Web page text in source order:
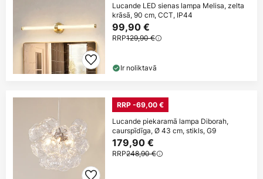
Lucande LED sienas lampa Melisa, zelta
krāsā, 90 cm, CCT, IP44
99,90 €
RRP129,90 €
Ir noliktavā
RRP -69,00 €
Lucande piekaramā lampa Diborah,
caurspīdīga, Ø 43 cm, stikls, G9
179,90 €
RRP248,90 €